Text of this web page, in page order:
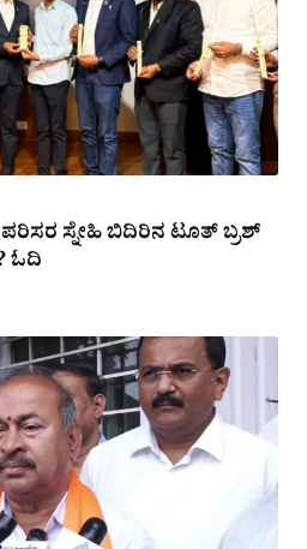
ಪರಿಸರ ಸ್ನೇಹಿ ಬಿದಿರಿನ ಟೂತ್ ಬ್ರಶ್
ಓದಿ